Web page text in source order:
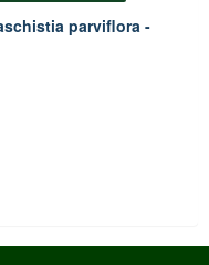
parviflora -